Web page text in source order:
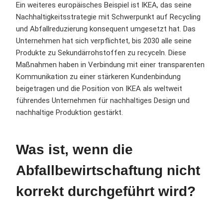
Ein weiteres europäisches Beispiel ist IKEA, das seine
Nachhaltigkeitsstrategie mit Schwerpunkt auf Recycling
und Abfallreduzierung konsequent umgesetzt hat. Das
Unternehmen hat sich verpflichtet, bis 2030 alle seine
Produkte zu Sekundärrohstoffen zu recyceln. Diese
Maßnahmen haben in Verbindung mit einer transparenten
Kommunikation zu einer stärkeren Kundenbindung
beigetragen und die Position von IKEA als weltweit
führendes Unternehmen für nachhaltiges Design und
nachhaltige Produktion gestärkt.
Was ist, wenn die
Abfallbewirtschaftung nicht
korrekt durchgeführt wird?